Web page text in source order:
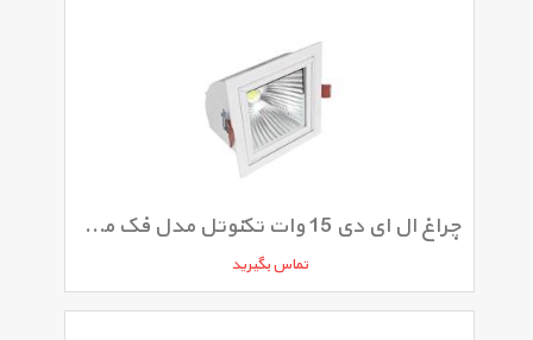
چراغ ال ای دی 15 وات تکنوتل مدل فک متحرک COB
تماس بگیرید